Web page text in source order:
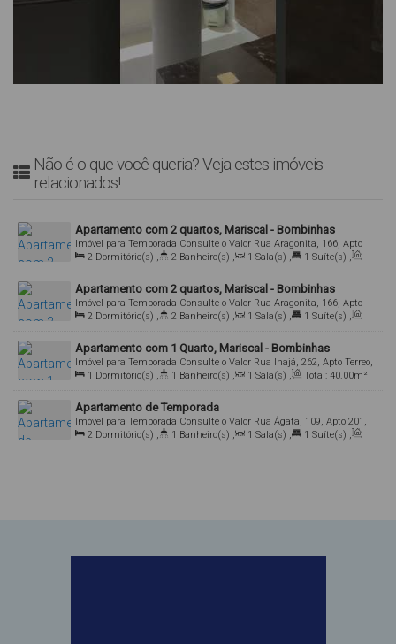
Não é o que você queria? Veja estes imóveis
relacionados!
Apartamento com 2 quartos, Mariscal - Bombinhas
Consulte o Valor
Imóvel para Temporada
Rua Aragonita, 166, Apto
101, 88215-000, Mariscal, Bombinhas, Santa Catarina, Brasil
2 Dormitório(s) , 2 Banheiro(s) , 1 Sala(s) , 1 Suíte(s) ,
Apartamento com 2 quartos, Mariscal - Bombinhas
Consulte o Valor
Imóvel para Temporada
Rua Aragonita, 166, Apto
102, 88215-000, Mariscal, Bombinhas, Santa Catarina, Brasil
2 Dormitório(s) , 2 Banheiro(s) , 1 Sala(s) , 1 Suíte(s) ,
Apartamento com 1 Quarto, Mariscal - Bombinhas
Consulte o Valor
Imóvel para Temporada
Rua Inajá, 262, Apto Terreo,
88215-000, Mariscal, Bombinhas, Santa Catarina, Brasil
1 Dormitório(s) , 1 Banheiro(s) , 1 Sala(s) , Total: 40.00m²
Apartamento de Temporada
Consulte o Valor
Imóvel para Temporada
Rua Ágata, 109, Apto 201,
88215-000, Mariscal, Bombinhas, Santa Catarina, Brasil
2 Dormitório(s) , 1 Banheiro(s) , 1 Sala(s) , 1 Suíte(s) ,